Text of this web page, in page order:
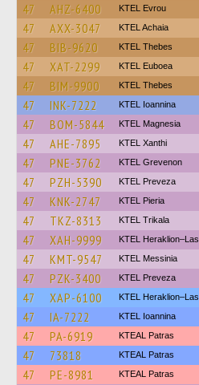
47 AHZ-6400 KTEL Evrou
47 AXX-3047 KTEL Achaia
47 BIB-9620 KTEL Thebes
47 XAT-2299 ΚΤΕL Euboea
47 BIM-9900 KTEL Thebes
47 INK-7222 KTEL Ioannina
47 BOM-5844 ΚΤΕL Magnesia
47 AHE-7895 KTEL Xanthi
47 PNE-3762 ΚΤΕL Grevenon
47 PZH-5390 KTEL Preveza
47 KNK-2747 KTEL Pieria
47 TKZ-8313 ΚΤΕL Τrikala
47 XAH-9999 KTEL Heraklion–Las.
47 KMT-9547 KTEL Messinia
47 PZK-3400 KTEL Preveza
47 XAP-6100 KTEL Heraklion–Las.
47 IA-7222 KTEL Ioannina
47 PA-6919 KTEAL Patras
47 73818 KTEAL Patras
47 PE-8981 KTEAL Patras